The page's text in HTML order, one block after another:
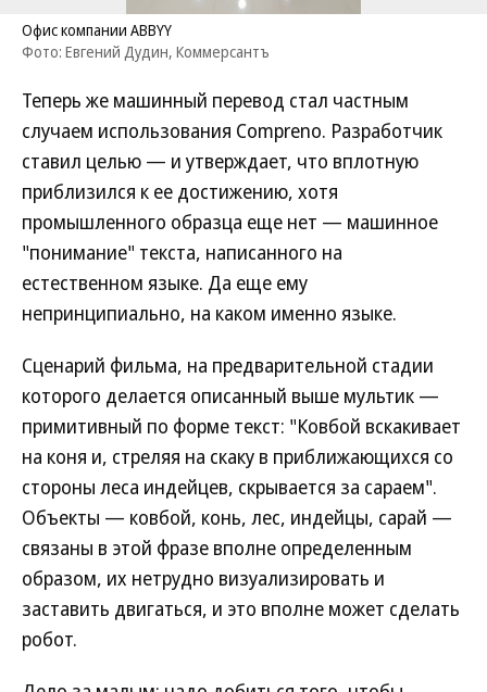
Офис компании ABBYY
Фото: Евгений Дудин, Коммерсантъ
Теперь же машинный перевод стал частным
случаем использования Compreno. Разработчик
ставил целью — и утверждает, что вплотную
приблизился к ее достижению, хотя
промышленного образца еще нет — машинное
"понимание" текста, написанного на
естественном языке. Да еще ему
непринципиально, на каком именно языке.
Сценарий фильма, на предварительной стадии
которого делается описанный выше мультик —
примитивный по форме текст: "Ковбой вскакивает
на коня и, стреляя на скаку в приближающихся со
стороны леса индейцев, скрывается за сараем".
Объекты — ковбой, конь, лес, индейцы, сарай —
связаны в этой фразе вполне определенным
образом, их нетрудно визуализировать и
заставить двигаться, и это вполне может сделать
робот.